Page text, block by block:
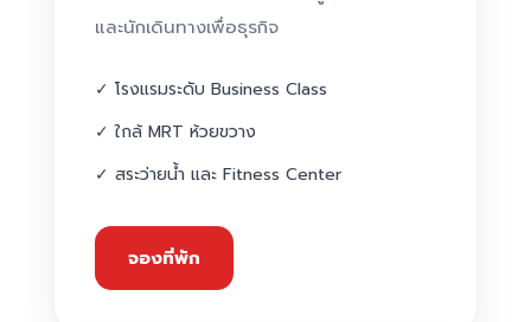
และนักเดินทางเพื่อธุรกิจ
✓ โรงแรมระดับ Business Class
✓ ใกล้ MRT ห้วยขวาง
✓ สระว่ายน้ำ และ Fitness Center
จองที่พัก